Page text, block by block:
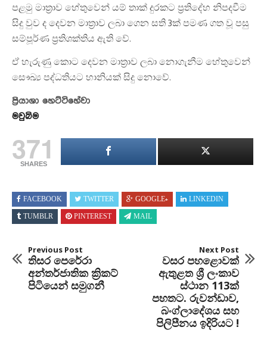
පළමු මාත්‍රාව හේතුවෙන් යම් තාක් දුරකට ප්‍රතිදේහ නිපදවීම
සිදු වුව ද දෙවන මාත්‍රාව ලබා ගෙන සති 3ක් පමණ ගත වූ පසු
සම්පූර්ණ ප්‍රතිශක්තිය ඇති වේ.
ඒ හැරුණු කොට දෙවන මාත්‍රාව ලබා නොගැනීම හේතුවෙන්
සෞඛ්‍ය පද්ධතියට හානියක් සිදු නොවේ.
ප්‍රියාශා හෙට්ටිහේවා
මවුබිම
371
SHARES
FACEBOOK TWITTER GOOGLE+ LINKEDIN
TUMBLR PINTEREST MAIL
Previous Post
තිසර පෙරේරා
අන්තර්ජාතික ක්‍රිකට්
පිටියෙන් සමුගනී
Next Post
වසර පහළොවක්
ඇතුළත ශ්‍රී ලංකාව
ස්ථාන 113ක්
පහතට. රුවන්ඩාව,
බංග්ලාදේශය සහ
පිලිපීනය ඉදිරියට !